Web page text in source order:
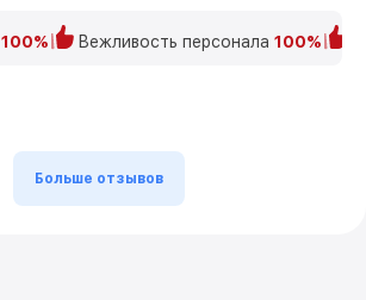
100% Вежливость персонала 100%
Больше отзывов